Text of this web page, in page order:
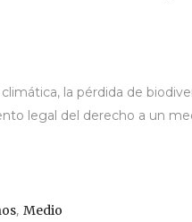
la pérdida de
legal del derecho a un
, Medio